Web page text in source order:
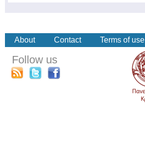
About Contact Terms of use
Follow us